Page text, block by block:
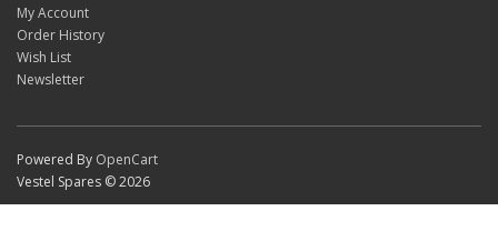
My Account
Order History
Wish List
Newsletter
Powered By OpenCart
Vestel Spares © 2026